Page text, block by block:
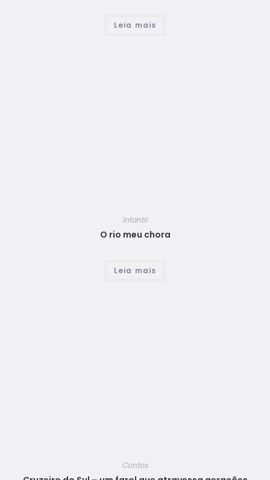
Leia mais
Infantil
O rio meu chora
Leia mais
Contos